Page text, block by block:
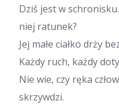
Dziś jest w
niej ratunek?
Jej małe ciałko drży
Każdy ruch, każdy
Nie wie, czy ręka
skrzywdzi.